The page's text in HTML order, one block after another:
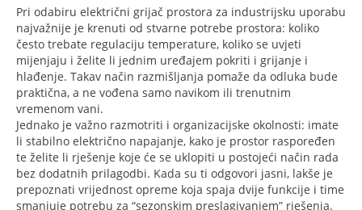
Pri odabiru električni grijač prostora za industrijsku uporabu
najvažnije je krenuti od stvarne potrebe prostora: koliko
često trebate regulaciju temperature, koliko se uvjeti
mijenjaju i želite li jednim uređajem pokriti i grijanje i
hlađenje. Takav način razmišljanja pomaže da odluka bude
praktična, a ne vođena samo navikom ili trenutnim
vremenom vani.
Jednako je važno razmotriti i organizacijske okolnosti: imate
li stabilno električno napajanje, kako je prostor raspoređen
te želite li rješenje koje će se uklopiti u postojeći način rada
bez dodatnih prilagodbi. Kada su ti odgovori jasni, lakše je
prepoznati vrijednost opreme koja spaja dvije funkcije i time
smanjuje potrebu za “sezonskim preslagivanjem” rješenja.